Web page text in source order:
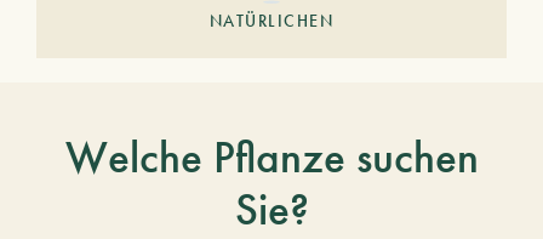
NATÜRLICHEN
Welche Pflanze suchen
Sie?